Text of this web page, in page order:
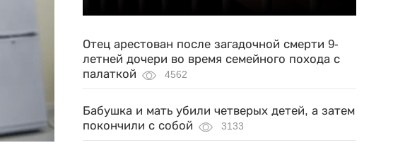
Отец арестован после загадочной смерти 9-
летней дочери во время семейного похода с
палаткой
4562
Бабушка и мать убили четверых детей, а затем
покончили с собой
3133